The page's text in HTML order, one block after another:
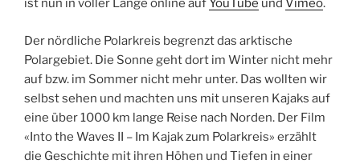
ist nun in voller Länge online aufYouTube und Vimeo.
Der nördliche Polarkreis begrenzt das arktische
Polargebiet. Die Sonne geht dort im Winter nicht mehr
auf bzw. im Sommer nicht mehr unter. Das wollten wir
selbst sehen und machten uns mit unseren Kajaks auf
eine über 1000 km lange Reise nach Norden. Der Film
«Into the Waves II – Im Kajak zum Polarkreis» erzählt
die Geschichte mit ihren Höhen und Tiefen in einer